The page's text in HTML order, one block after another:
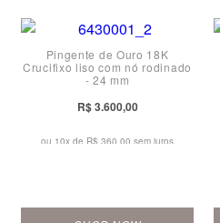
Pingente de Ouro 18K
Crucifixo liso com nó rodinado
- 24 mm
R$ 3.600,00
ou 10x de R$ 360,00 sem juros